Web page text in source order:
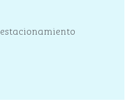
estacionamiento